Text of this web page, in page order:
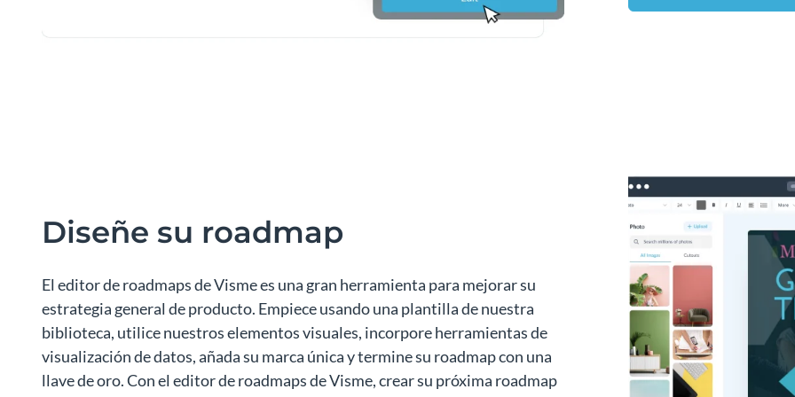
Diseñe su roadmap
El editor de roadmaps de Visme es una gran herramienta para mejorar su
estrategia general de producto. Empiece usando una plantilla de nuestra
biblioteca, utilice nuestros elementos visuales, incorpore herramientas de
visualización de datos, añada su marca única y termine su roadmap con una
llave de oro. Con el editor de roadmaps de Visme, crear su próxima roadmap